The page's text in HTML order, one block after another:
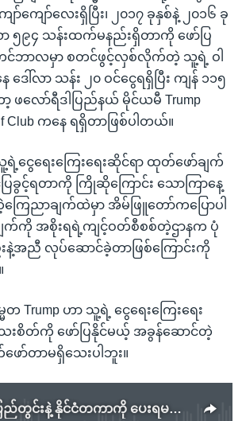
ာ်ကျော်လေးရှိပြီး၊ ၂၀၁၇ ခုနှစ်နဲ့ ၂၀၁၆ ခု
ာ ၅၉၄ သန်းထက်မနည်းရှိတာကို ဖော်ပြ
င်ဘာလမှာ စတင်ဖွင့်လှစ်လိုက်တဲ့ သူ့ရဲ့ ဝါ
ါ်လာ သန်း ၂၀ ဝင်ငွေရရှိပြီး ကျန် ၁၁၅
ဖလော်ရီဒါပြည်နယ် မိုင်ယမီ Trump
Club ကနေ ရရှိတာဖြစ်ပါတယ်။
ရဲ့ငွေရေးကြေးရေးဆိုင်ရာ ထုတ်ဖော်ချက်
င့်ရတာကို ကြိုဆိုကြောင်း သောကြာနေ့
ေညာချက်ထဲမှာ အိမ်ဖြူတော်ကပြောပါ
က်ကို အစိုးရရဲ့ကျင့်ဝတ်စီစစ်တဲ့ဌာနက ပုံ
အညီ လုပ်ဆောင်ခဲ့တာဖြစ်ကြောင်းကို
Trump ဟာ သူ့ရဲ့ ငွေရေးကြေးရေး
းစိတ်ကို ဖော်ပြနိုင်မယ့် အခွန်ဆောင်တဲ့
ော်တာမရှိသေးပါဘူး။
သမ္မတTrump ပြည်တွင်းနဲ့ နိုင်ငံတကာကို ပေးရမယ့် ကိုယ်ပိုင်အကြွေး ဒေါ်လာ ၃၁၅ သန်း ထက်မနည်းရှိ